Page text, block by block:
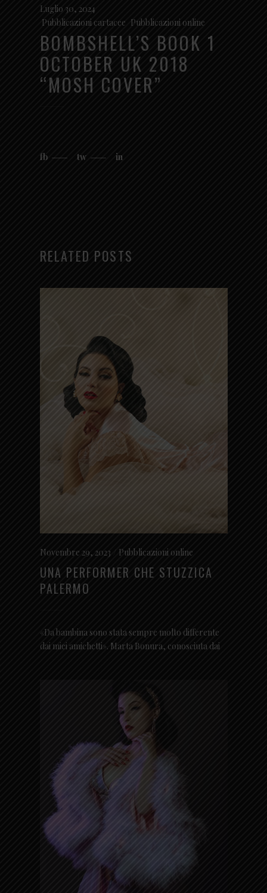
Luglio 30, 2024
Pubblicazioni cartacee Pubblicazioni online
BOMBSHELL’S BOOK 1
OCTOBER UK 2018
“MOSH COVER”
fb tw in
RELATED POSTS
Novembre 29, 2023 Pubblicazioni online
UNA PERFORMER CHE STUZZICA
PALERMO
«Da bambina sono stata sempre molto differente
dai miei amichetti». Marta Bonura, conosciuta dai